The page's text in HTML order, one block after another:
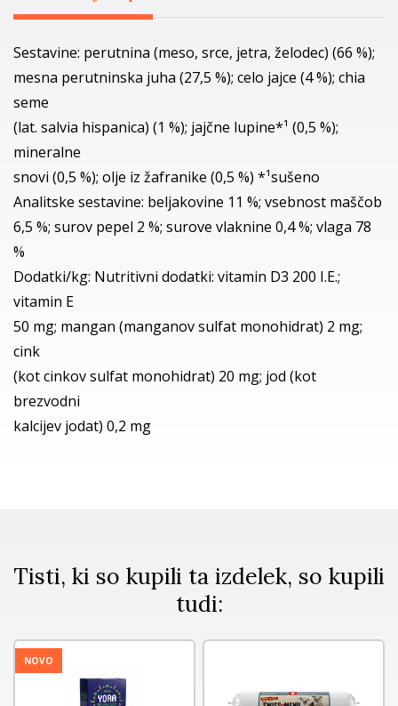
Sestavine: perutnina (meso, srce, jetra, želodec) (66 %);
mesna perutninska juha (27,5 %); celo jajce (4 %); chia
seme
(lat. salvia hispanica) (1 %); jajčne lupine*¹ (0,5 %);
mineralne
snovi (0,5 %); olje iz žafranike (0,5 %) *¹sušeno
Analitske sestavine: beljakovine 11 %; vsebnost maščob
6,5 %; surov pepel 2 %; surove vlaknine 0,4 %; vlaga 78
%
Dodatki/kg: Nutritivni dodatki: vitamin D3 200 I.E.;
vitamin E
50 mg; mangan (manganov sulfat monohidrat) 2 mg;
cink
(kot cinkov sulfat monohidrat) 20 mg; jod (kot
brezvodni
kalcijev jodat) 0,2 mg
Tisti, ki so kupili ta izdelek, so kupili
tudi:
NOVO